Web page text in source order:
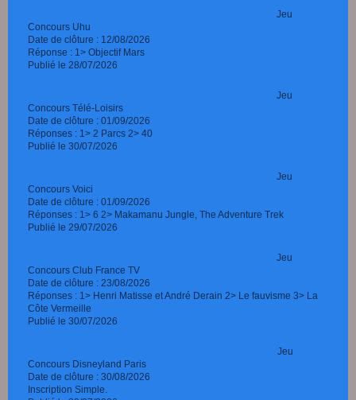
Jeu
Concours Uhu
Date de clôture : 12/08/2026
Réponse : 1> Objectif Mars
Publié le 28/07/2026
Jeu
Concours Télé-Loisirs
Date de clôture : 01/09/2026
Réponses : 1> 2 Parcs 2> 40
Publié le 30/07/2026
Jeu
Concours Voici
Date de clôture : 01/09/2026
Réponses : 1> 6 2> Makamanu Jungle, The Adventure Trek
Publié le 29/07/2026
Jeu
Concours Club France TV
Date de clôture : 23/08/2026
Réponses : 1> Henri Matisse et André Derain 2> Le fauvisme 3> La
Côte Vermeille
Publié le 30/07/2026
Jeu
Concours Disneyland Paris
Date de clôture : 30/08/2026
Inscription Simple.